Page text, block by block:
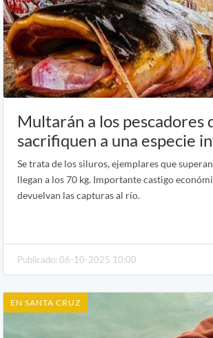
Multarán a los pescadores
sacrifiquen a una especie
Se trata de los siluros, ejemplares que
llegan a los 70 kg. Importante castigo
devuelvan las capturas al río.
Publicado: 06-10-2025 10:00
EN SANTA CRUZ